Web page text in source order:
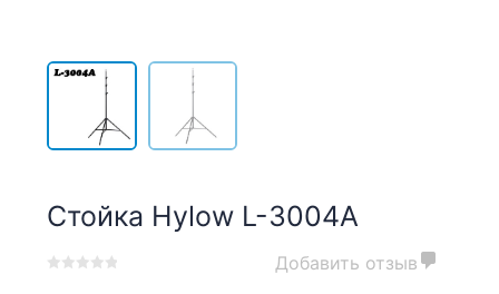
Стойка Hylow L-3004A
Добавить отзыв